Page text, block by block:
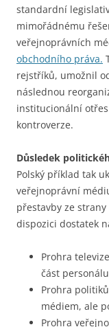
standardní
mimořádnému
veřejnoprávních
obchodního práva.
rejstříků, umožnil
následnou
institucionální
kontroverze.
Důsledek
Polský příklad tak
veřejnoprávní
přestavby ze
dispozici dostatek
Prohra
část
Prohra
médiem, ale
Prohra